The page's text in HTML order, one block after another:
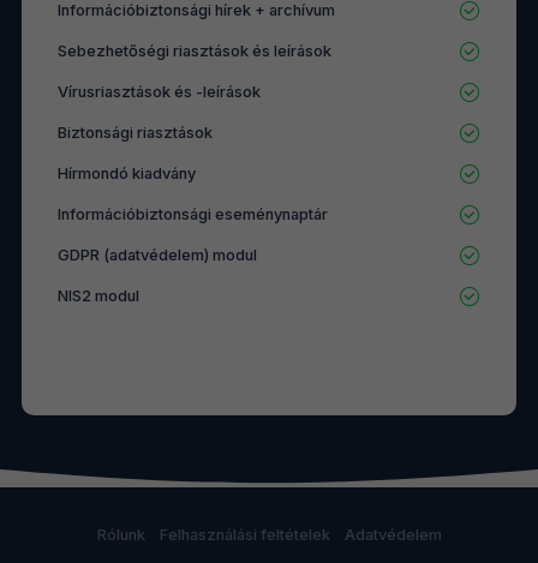
Információbiztonsági hírek + archívum
Sebezhetőségi riasztások és leírások
Vírusriasztások és -leírások
Biztonsági riasztások
Hírmondó kiadvány
Információbiztonsági eseménynaptár
GDPR (adatvédelem) modul
NIS2 modul
Rólunk Felhasználási feltételek Adatvédelem